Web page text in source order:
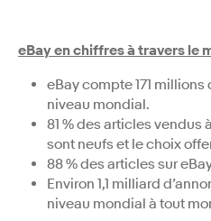
eBay en chiffres à travers le
eBay compte 171
niveau mondial.
81 % des articles vendus
sont neufs et le choix
88 % des articles sur
Environ 1,1 milliard
niveau mondial à tout